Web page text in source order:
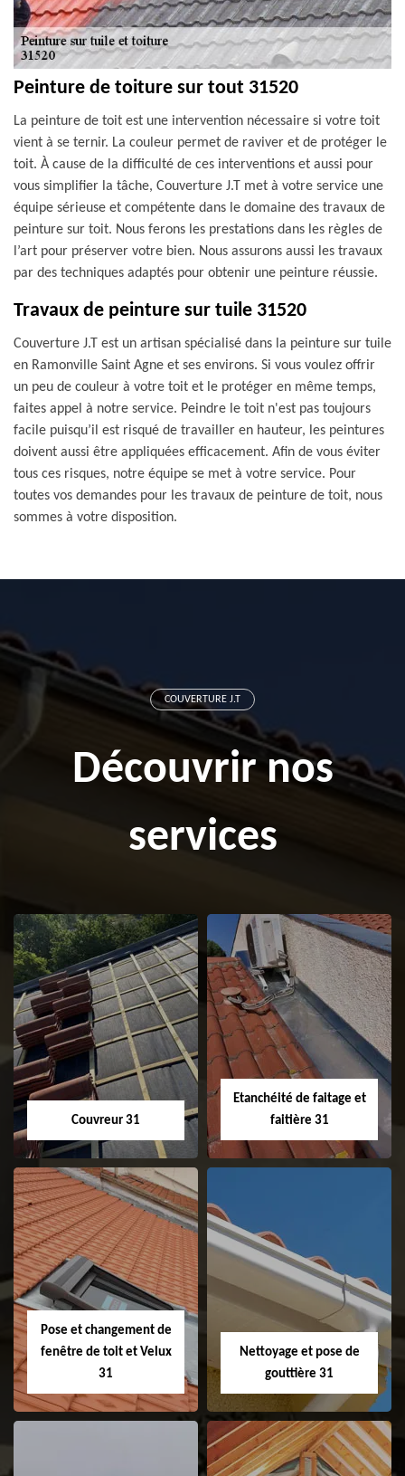
Peinture de toiture sur tout 31520
La peinture de toit est une intervention nécessaire si votre toit
vient à se ternir. La couleur permet de raviver et de protéger le
toit. À cause de la difficulté de ces interventions et aussi pour
vous simplifier la tâche, Couverture J.T met à votre service une
équipe sérieuse et compétente dans le domaine des travaux de
peinture sur toit. Nous ferons les prestations dans les règles de
l’art pour préserver votre bien. Nous assurons aussi les travaux
par des techniques adaptés pour obtenir une peinture réussie.
Travaux de peinture sur tuile 31520
Couverture J.T est un artisan spécialisé dans la peinture sur tuile
en Ramonville Saint Agne et ses environs. Si vous voulez offrir
un peu de couleur à votre toit et le protéger en même temps,
faites appel à notre service. Peindre le toit n'est pas toujours
facile puisqu’il est risqué de travailler en hauteur, les peintures
doivent aussi être appliquées efficacement. Afin de vous éviter
tous ces risques, notre équipe se met à votre service. Pour
toutes vos demandes pour les travaux de peinture de toit, nous
sommes à votre disposition.
COUVERTURE J.T
Découvrir nos
services
Couvreur 31
Couvreur 31
Etanchéité de faitage et
faitière 31
Etanchéité de
faitage et faitière
31
Pose et changement de
fenêtre de toit et Velux
31
Nettoyage et pose de
gouttière 31